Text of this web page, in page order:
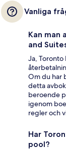
Vanliga
Kan man
and
Ja, Toronto
Om du har
detta
beroende
igenom
regler och
Har
pool?